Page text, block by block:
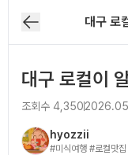
대구 로
대구 로컬이
조회수 4,350
hyozzii
#미식여행 #로컬맛집